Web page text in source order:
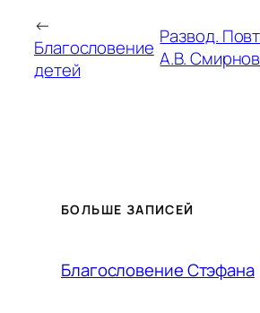
←
Благословение
детей
Развод.
А.В. Смирнов
БОЛЬШЕ ЗАПИСЕЙ
Благословение Стэфана